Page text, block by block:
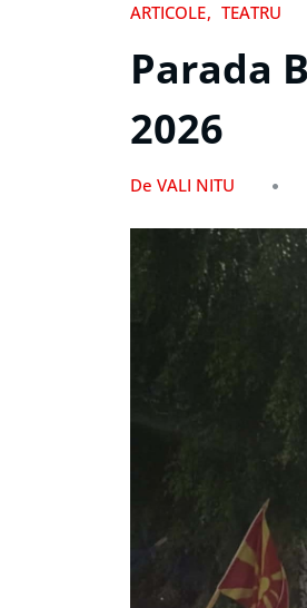
ARTICOLE TEATRU
Parada
2026
De VALI NITU